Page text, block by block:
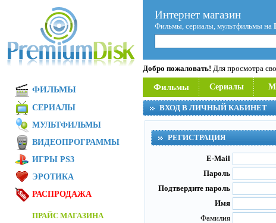
Интернет магазин
Фильмы, сериалы, мультфильмы на
Добро пожаловать! Для просмотра
Фильмы Сериалы
ВХОД В ЛИЧНЫЙ КАБИНЕТ
РЕГИСТРАЦИЯ
E-Mail
Пароль
Подтвердите пароль
Имя
Фамилия
ФИЛЬМЫ
СЕРИАЛЫ
МУЛЬТФИЛЬМЫ
ВИДЕОПРОГРАММЫ
ИГРЫ PS3
ЭРОТИКА
РАСПРОДАЖА
ПРАЙС МАГАЗИНА